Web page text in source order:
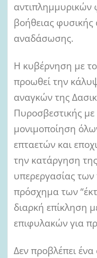
βοήθειας φυσικής
αναδάσωσης.
Η κυβέρνηση με
προωθεί την
αναγκών της
Πυροσβεστικής
μονιμοποίηση
επταετών και
την κατάργηση
υπερεργασίας
πρόσχημα των
διαρκή επίκληση
επιφυλακών για
Δεν προβλέπει